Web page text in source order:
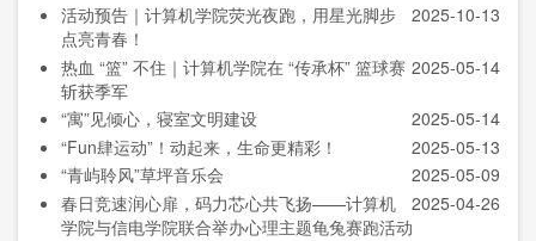
2025-10-13
活动预告｜计算机学院荧光夜跑，用星光脚步
点亮青春！
2025-05-14
热血 “篮” 不住｜计算机学院在 “传承杯” 篮球赛
斩获季军
2025-05-14
“寓”见倾心，寝室文明建设
2025-05-13
“Fun肆运动”！动起来，生命更精彩！
2025-05-09
“青屿聆风”草坪音乐会
2025-04-26
春日竞速润心扉，码力芯心共飞扬——计算机
学院与信电学院联合举办心理主题龟兔赛跑活动